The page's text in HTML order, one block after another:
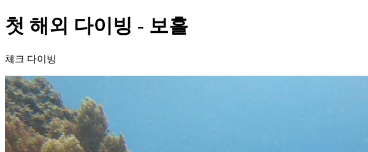
첫 해외 다이빙 - 보홀
체크 다이빙